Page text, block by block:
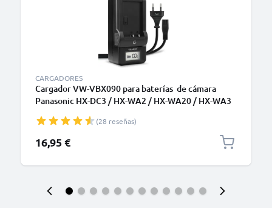
CARGADORES
Cargador VW-VBX090 para baterías de cámara
Panasonic HX-DC3 / HX-WA2 / HX-WA20 / HX-WA3
(28 reseñas)
16,95 €